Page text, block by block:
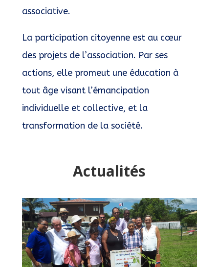
associative.
La participation citoyenne est au cœur
des projets de l’association. Par ses
actions, elle promeut une éducation à
tout âge visant l’émancipation
individuelle et collective, et la
transformation de la société.
Actualités